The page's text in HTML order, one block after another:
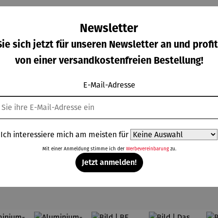
€
Libri,
gerahmt –
Michael
398,00 €
Ginkgo
mit Achat
Waszak
Juliet
Newsletter
sich jetzt für unseren Newsletter an und
von einer versandkostenfreien Bestellung!
E-Mail-Adresse
Ich interessiere mich am meisten für
Mit einer Anmeldung stimme ich der Werbevereinbarungzu.
Jetzt anmelden!